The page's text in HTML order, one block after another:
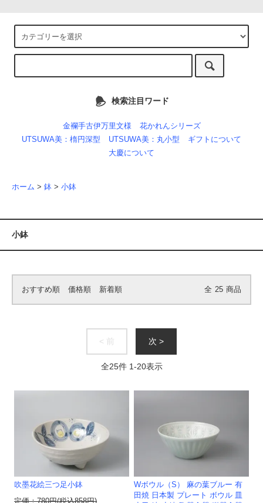
検索注目ワード
金襴手古伊万里文様
花かれんシリーズ
UTSUWA美：楕円深型
UTSUWA美：丸小型
ギフトについて
大慶について
ホーム > 鉢 > 小鉢
小鉢
おすすめ順 価格順 新着順 全 25 商品
< 前 次 >
全25件 1-20表示
吹墨花絵三つ足小鉢
定価：780円(税込858円)
Wボウル（S） 麻の葉ブルー 有
田焼 日本製 プレート ボウル 皿